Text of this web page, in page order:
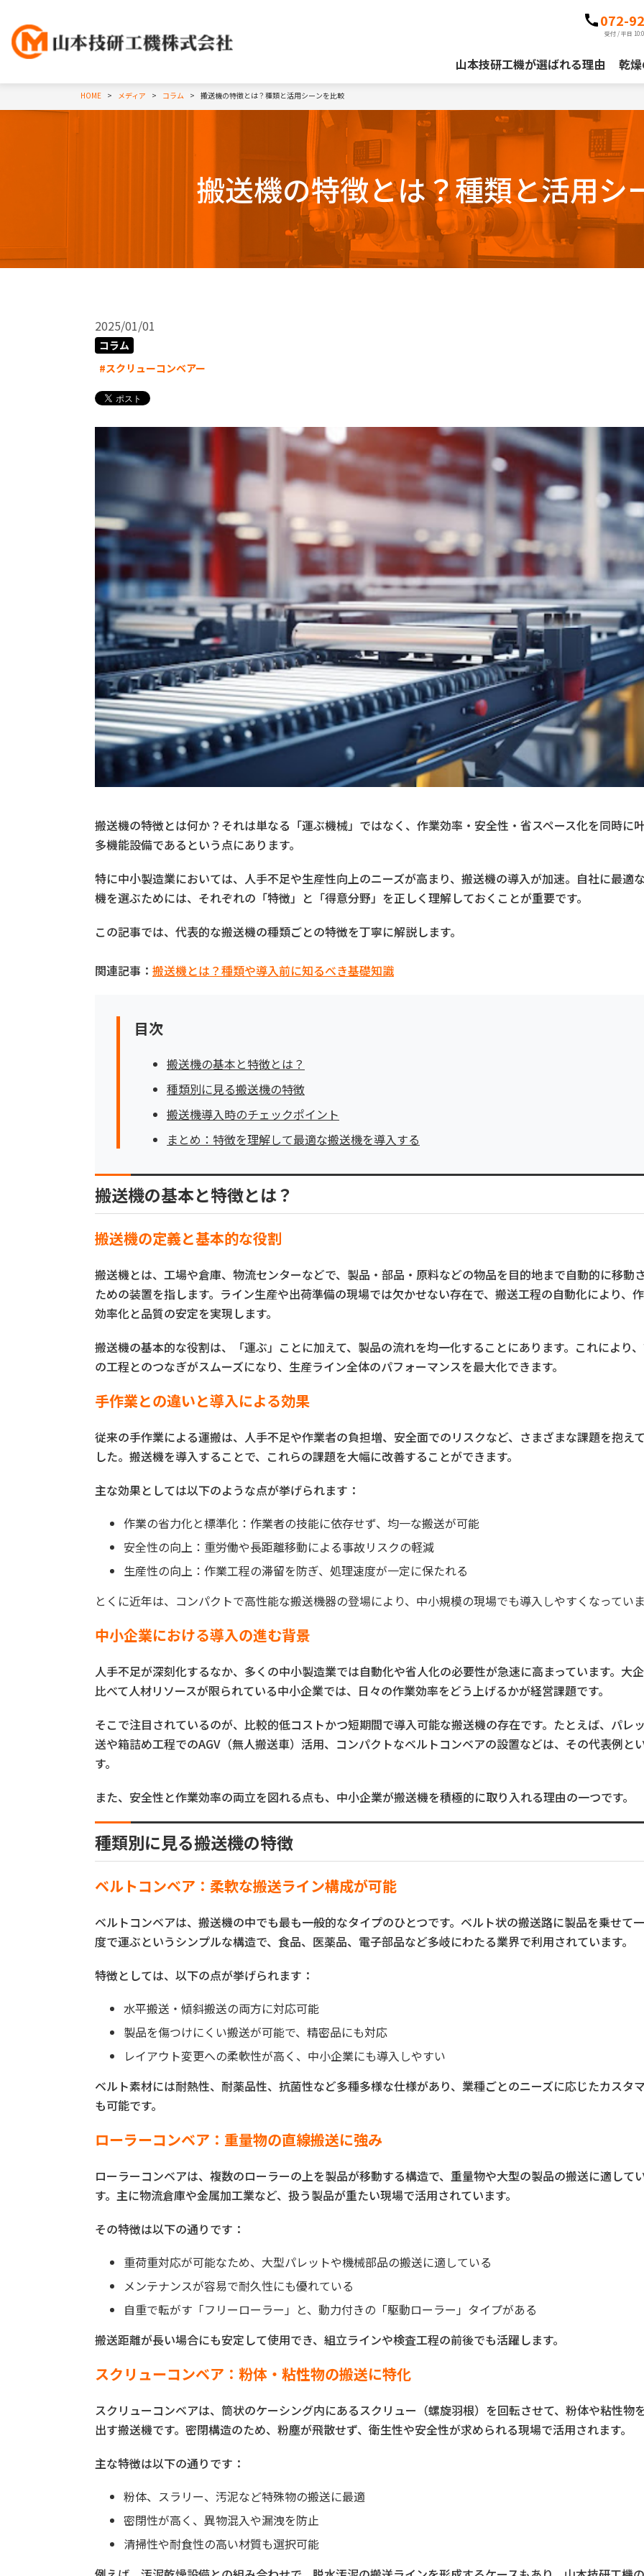
山本技研工機が選ばれる理由 乾
072-
受付 / 平日
HOME メディア コラム 搬送機の特徴とは？種類と活用シーンを比較
搬送機の特徴とは？種類と活用シ
2025/01/01
コラム
#スクリューコンベアー
搬送機の特徴とは何か？それは単なる「運ぶ機械」ではなく、作業効率・安全性・省スペース化を同時に
多機能設備であるという点にあります。
特に中小製造業においては、人手不足や生産性向上のニーズが高まり、搬送機の導入が加速。自社に最適
機を選ぶためには、それぞれの「特徴」と「得意分野」を正しく理解しておくことが重要です。
この記事では、代表的な搬送機の種類ごとの特徴を丁寧に解説します。
関連記事： 搬送機とは？種類や導入前に知るべき基礎知識
目次
搬送機の基本と特徴とは？
種類別に見る搬送機の特徴
搬送機導入時のチェックポイント
まとめ：特徴を理解して最適な搬送機を導入する
搬送機の基本と特徴とは？
搬送機の定義と基本的な役割
搬送機とは、工場や倉庫、物流センターなどで、製品・部品・原料などの物品を目的地まで自動的に移動
ための装置を指します。ライン生産や出荷準備の現場では欠かせない存在で、搬送工程の自動化により、
効率化と品質の安定を実現します。
搬送機の基本的な役割は、「運ぶ」ことに加えて、製品の流れを均一化することにあります。これにより
の工程とのつなぎがスムーズになり、生産ライン全体のパフォーマンスを最大化できます。
手作業との違いと導入による効果
従来の手作業による運搬は、人手不足や作業者の負担増、安全面でのリスクなど、さまざまな課題を抱え
した。搬送機を導入することで、これらの課題を大幅に改善することができます。
主な効果としては以下のような点が挙げられます：
作業の省力化と標準化：作業者の技能に依存せず、均一な搬送が可能
安全性の向上：重労働や長距離移動による事故リスクの軽減
生産性の向上：作業工程の滞留を防ぎ、処理速度が一定に保たれる
とくに近年は、コンパクトで高性能な搬送機器の登場により、中小規模の現場でも導入しやすくなっていま
中小企業における導入の進む背景
人手不足が深刻化するなか、多くの中小製造業では自動化や省人化の必要性が急速に高まっています。大
比べて人材リソースが限られている中小企業では、日々の作業効率をどう上げるかが経営課題です。
そこで注目されているのが、比較的低コストかつ短期間で導入可能な搬送機の存在です。たとえば、パレ
送や箱詰め工程でのAGV（無人搬送車）活用、コンパクトなベルトコンベアの設置などは、その代表例と
す。
また、安全性と作業効率の両立を図れる点も、中小企業が搬送機を積極的に取り入れる理由の一つです。
種類別に見る搬送機の特徴
ベルトコンベア：柔軟な搬送ライン構成が可能
ベルトコンベアは、搬送機の中でも最も一般的なタイプのひとつです。ベルト状の搬送路に製品を乗せて
度で運ぶというシンプルな構造で、食品、医薬品、電子部品など多岐にわたる業界で利用されています。
特徴としては、以下の点が挙げられます：
水平搬送・傾斜搬送の両方に対応可能
製品を傷つけにくい搬送が可能で、精密品にも対応
レイアウト変更への柔軟性が高く、中小企業にも導入しやすい
ベルト素材には耐熱性、耐薬品性、抗菌性など多種多様な仕様があり、業種ごとのニーズに応じたカスタ
も可能です。
ローラーコンベア：重量物の直線搬送に強み
ローラーコンベアは、複数のローラーの上を製品が移動する構造で、重量物や大型の製品の搬送に適して
す。主に物流倉庫や金属加工業など、扱う製品が重たい現場で活用されています。
その特徴は以下の通りです：
重荷重対応が可能なため、大型パレットや機械部品の搬送に適している
メンテナンスが容易で耐久性にも優れている
自重で転がす「フリーローラー」と、動力付きの「駆動ローラー」タイプがある
搬送距離が長い場合にも安定して使用でき、組立ラインや検査工程の前後でも活躍します。
スクリューコンベア：粉体・粘性物の搬送に特化
スクリューコンベアは、筒状のケーシング内にあるスクリュー（螺旋羽根）を回転させて、粉体や粘性物
出す搬送機です。密閉構造のため、粉塵が飛散せず、衛生性や安全性が求められる現場で活用されます。
主な特徴は以下の通りです：
粉体、スラリー、汚泥など特殊物の搬送に最適
密閉性が高く、異物混入や漏洩を防止
清掃性や耐食性の高い材質も選択可能